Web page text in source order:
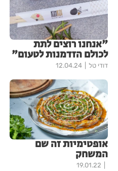
"אנחנו רוצים לתת
לכולם הזדמנות לטעום"
דודי טל 12.04.24
אופטימיות זה שם
המשחק
19.01.22